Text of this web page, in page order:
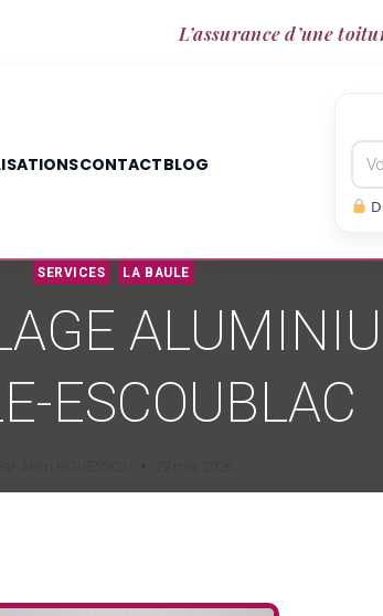
L’assurance d’une
CONTACTBLOG
SERVICES LA BAULE
ESCOUBLAC